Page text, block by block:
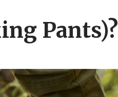
Pants)?